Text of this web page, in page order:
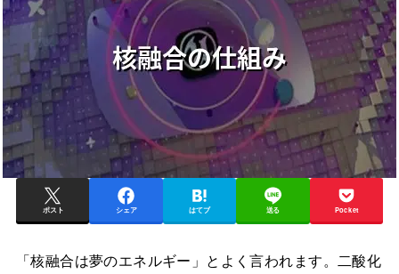
ポスト シェア はてブ 送る Pocket
「核融合は夢のエネルギー」とよく言われます。二酸化